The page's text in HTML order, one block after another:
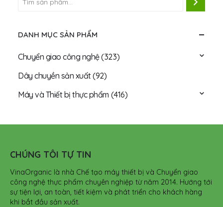
DANH MỤC SẢN PHẨM
Chuyển giao công nghệ(323)
Dây chuyền sản xuất(92)
Máy và Thiết bị thực phẩm (416)
CHÚNG TÔI TỰ TIN
VinaOrganic là nhà Chế tạo máy thiết bị và Chuyển giao
công nghệ thực phẩm chuyên nghiệp từ năm 2014. Hướng tới
sự tiện lợi, an toàn, tiết kiệm và phát triển cho khách hàng
khi bắt đầu sản xuất.